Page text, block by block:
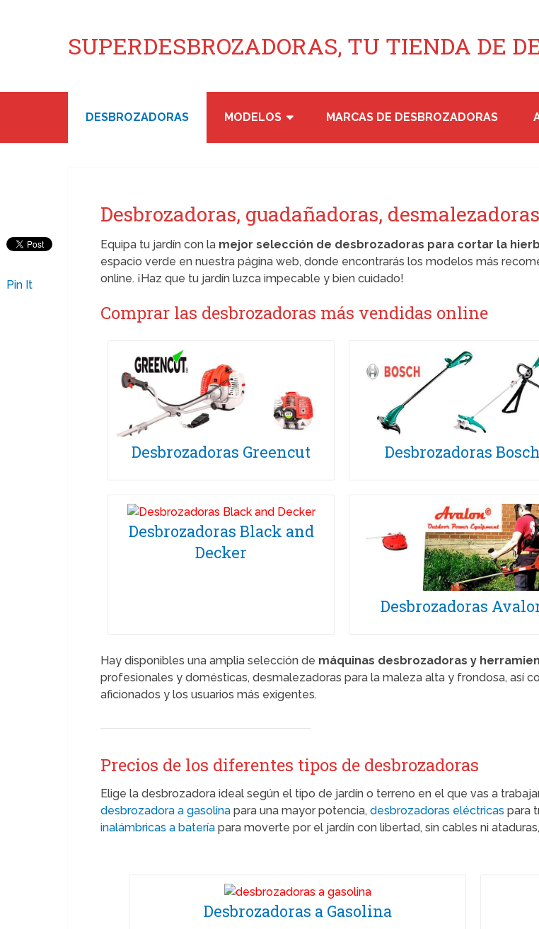
SUPERDESBROZADORAS, TU TIENDA DE
DESBROZADORAS MODELOS MARCAS DE DESBROZADORAS
Desbrozadoras, guadañadoras,
Equipa tu jardín con la mejor selección de desbrozadoras para cortar la
espacio verde en nuestra página web, donde encontrarás los modelos más
online. ¡Haz que tu jardín luzca impecable y bien cuidado!
Comprar las desbrozadoras más vendidas online
Desbrozadoras Greencut Desbrozadoras Bosch
Desbrozadoras Black and
Decker
Desbrozadoras
Hay disponibles una amplia selección de máquinas desbrozadoras y
profesionales y domésticas, desmalezadoras para la maleza alta y frondosa, así
aficionados y los usuarios más exigentes.
Precios de los diferentes tipos de desbrozadoras
Elige la desbrozadora ideal según el tipo de jardín o terreno en el que vas a
desbrozadora a gasolina para una mayor potencia,desbrozadoras eléctricas para
inalámbricas a batería para moverte por el jardín con libertad, sin cables ni
Desbrozadoras a Gasolina
Pin It